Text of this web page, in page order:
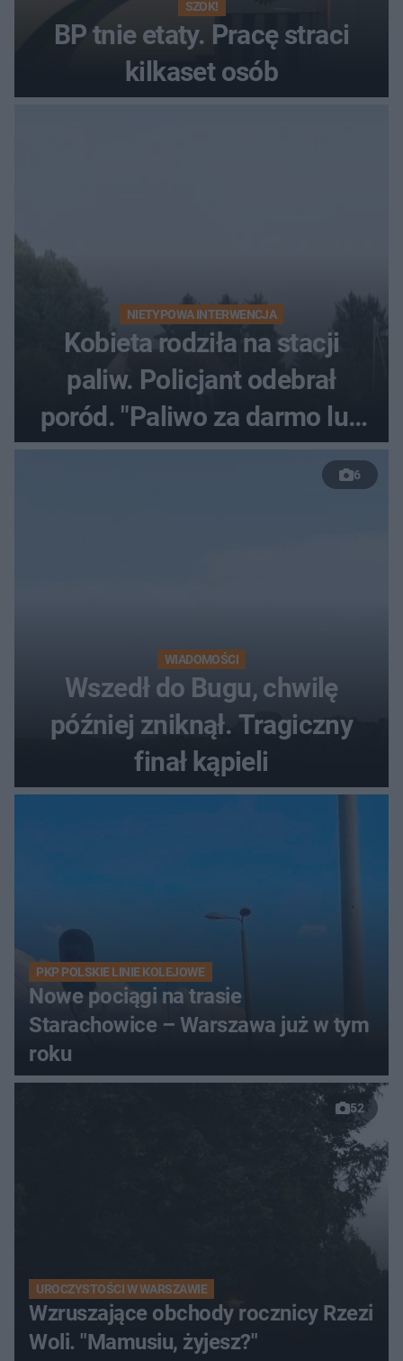
SZOK!
BP tnie etaty. Pracę straci
kilkaset osób
NIETYPOWA INTERWENCJA
Kobieta rodziła na stacji
paliw. Policjant odebrał
poród. "Paliwo za darmo lub
50 %!"
6
WIADOMOŚCI
Wszedł do Bugu, chwilę
później zniknął. Tragiczny
finał kąpieli
PKP POLSKIE LINIE KOLEJOWE
Nowe pociągi na trasie
Starachowice – Warszawa już w tym
roku
52
UROCZYSTOŚCI W WARSZAWIE
Wzruszające obchody rocznicy Rzezi
Woli. "Mamusiu, żyjesz?"